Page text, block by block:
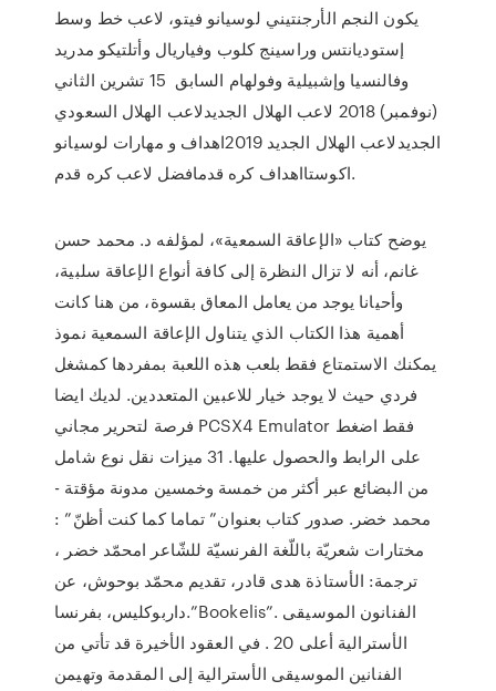
يكون النجم الأرجنتيني لوسيانو فيتو، لاعب خط وسط
إستوديانتس وراسينج كلوب وفياريال وأتلتيكو مدريد
وفالنسيا وإشبيلية وفولهام السابق 15 تشرين الثاني
(نوفمبر) 2018 لاعب الهلال الجديدلاعب الهلال السعودي
الجديدلاعب الهلال الجديد 2019اهداف و مهارات لوسيانو
اكوستااهداف كره قدمافضل لاعب كره قدم.
يوضح كتاب «الإعاقة السمعية»، لمؤلفه د. محمد حسن
غانم، أنه لا تزال النظرة إلى كافة أنواع الإعاقة سلبية،
وأحيانا يوجد من يعامل المعاق بقسوة، من هنا كانت
أهمية هذا الكتاب الذي يتناول الإعاقة السمعية نموذ
يمكنك الاستمتاع فقط بلعب هذه اللعبة بمفردها كمشغل
فردي حيث لا يوجد خيار للاعبين المتعددين. لديك ايضا
فرصة لتحرير مجاني PCSX4 Emulator فقط اضغط
على الرابط والحصول عليها. 31 ميزات نقل نوع شامل
من البضائع عبر أكثر من خمسة وخمسين مدونة مؤقتة -
محمد خضر. صدور كتاب بعنوان” تماما كما كنت أظنّ” :
مختارات شعريّة باللّغة الفرنسيّة للشّاعر امحمّد خضر ،
ترجمة: الأستاذة هدى قادر، تقديم محمّد بوحوش، عن
داربوكليس، بفرنسا.”Bookelis”. الفنانون الموسيقى
الأسترالية أعلى 20 . في العقود الأخيرة قد تأتي من
الفنانين الموسيقى الأسترالية إلى المقدمة وتهيمن